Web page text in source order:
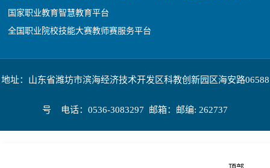
国家职业教育智慧教育平台
全国职业院校技能大赛教师赛服务平台
地址：山东省潍坊市滨海经济技术开发区科教创新园区海安路06588
号 电话：0536-3083297 邮箱：邮编: 262737